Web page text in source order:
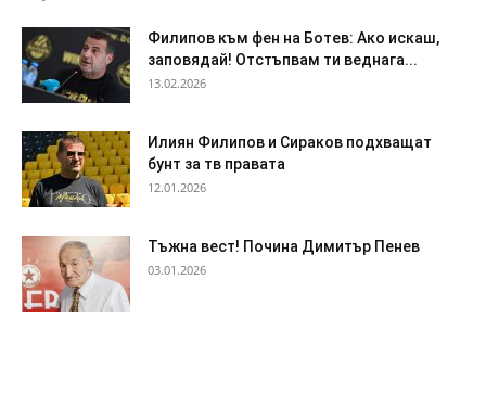
Филипов към фен на Ботев: Ако искаш,
заповядай! Отстъпвам ти веднага...
13.02.2026
Илиян Филипов и Сираков подхващат
бунт за тв правата
12.01.2026
Тъжна вест! Почина Димитър Пенев
03.01.2026